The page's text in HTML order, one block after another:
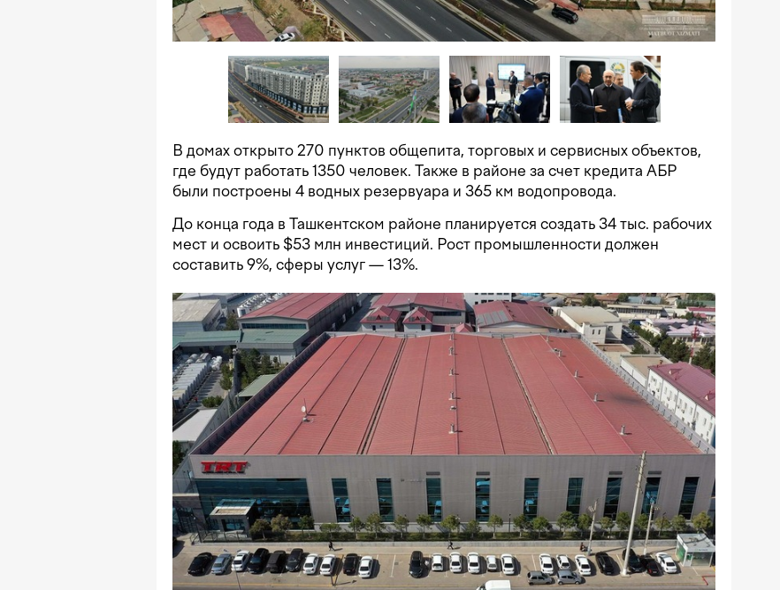
В домах открыто 270 пунктов общепита, торговых и сервисных объектов,
где будут работать 1350 человек. Также в районе за счет кредита АБР
были построены 4 водных резервуара и 365 км водопровода.
До конца года в Ташкентском районе планируется создать 34 тыс. рабочих
мест и освоить $53 млн инвестиций. Рост промышленности должен
составить 9%, сферы услуг — 13%.